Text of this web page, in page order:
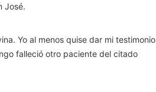
José.
Yo al menos quise dar mi testimonio
falleció otro paciente del citado